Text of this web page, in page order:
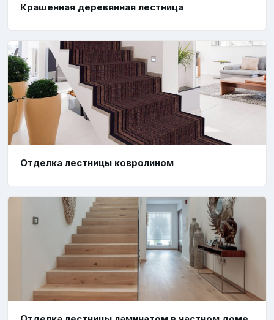
Крашенная деревянная лестница
Отделка лестницы ковролином